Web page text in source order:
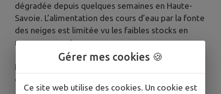
dégradée depuis quelques semaines en Haute-
Savoie. L’alimentation des cours d’eau par la fonte
des neiges est limitée vu les faibles stocks en
moyenne montagne.
L'indice d’humidité des sols s’est rapidement
dégradé depuis 2 semaines.
Gérer mes cookies 🍪
Ce site web utilise des cookies. Un cookie est